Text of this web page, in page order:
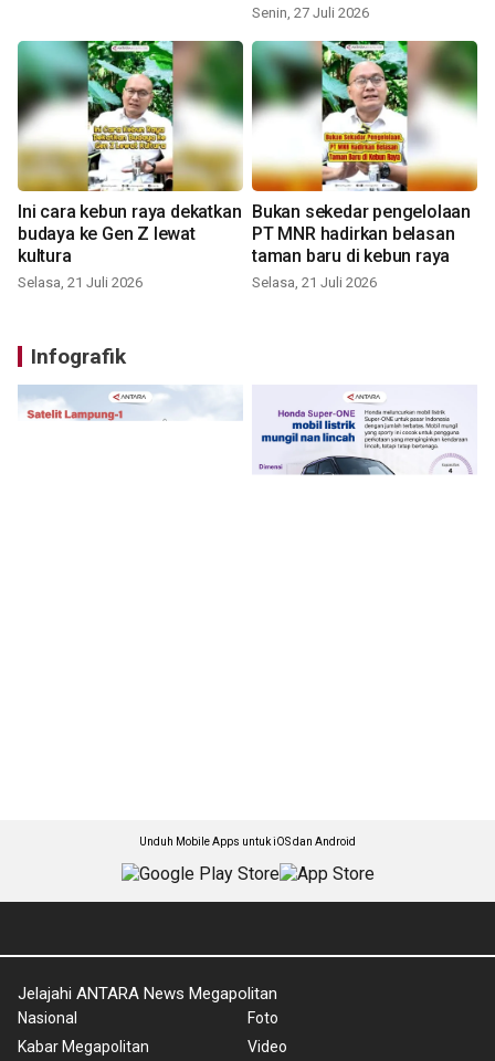
Senin, 27 Juli 2026
Ini cara kebun raya dekatkan
budaya ke Gen Z lewat
kultura
Selasa, 21 Juli 2026
Bukan sekedar pengelolaan
PT MNR hadirkan belasan
taman baru di kebun raya
Selasa, 21 Juli 2026
Infografik
Unduh Mobile Apps untuk iOS dan Android
Jelajahi ANTARA News Megapolitan
Nasional
Kabar Megapolitan
Foto
Video